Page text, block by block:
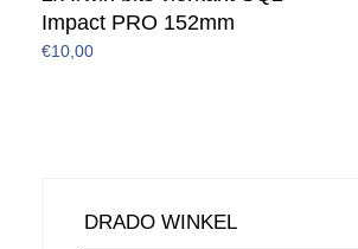
Impact PRO 152mm
€10,00
DRADO WINKEL